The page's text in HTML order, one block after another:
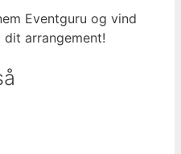
Eventguru og vind
arrangement!